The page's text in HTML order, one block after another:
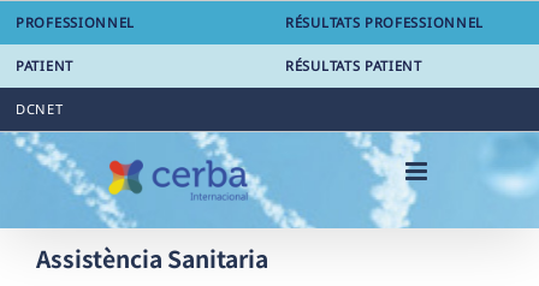
Skip
content
PROFESSIONNEL RÉSULTATS PROFESSIONNEL
PATIENT RÉSULTATS PATIENT
DCNET
Assistència Sanitaria